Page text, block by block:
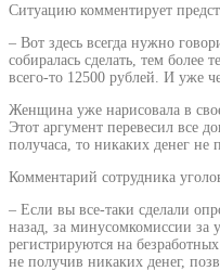
Ситуацию комментирует
– Вот здесь всегда нужно
собиралась сделать, тем
всего-то 12500 рублей. И уже
Женщина уже нарисовала в
Этот аргумент перевесил все
получаса, то никаких денег не
Комментарий сотрудника
– Если вы все-таки сделали
назад, за минусомкомиссии за
регистрируются на
не получив никаких денег,